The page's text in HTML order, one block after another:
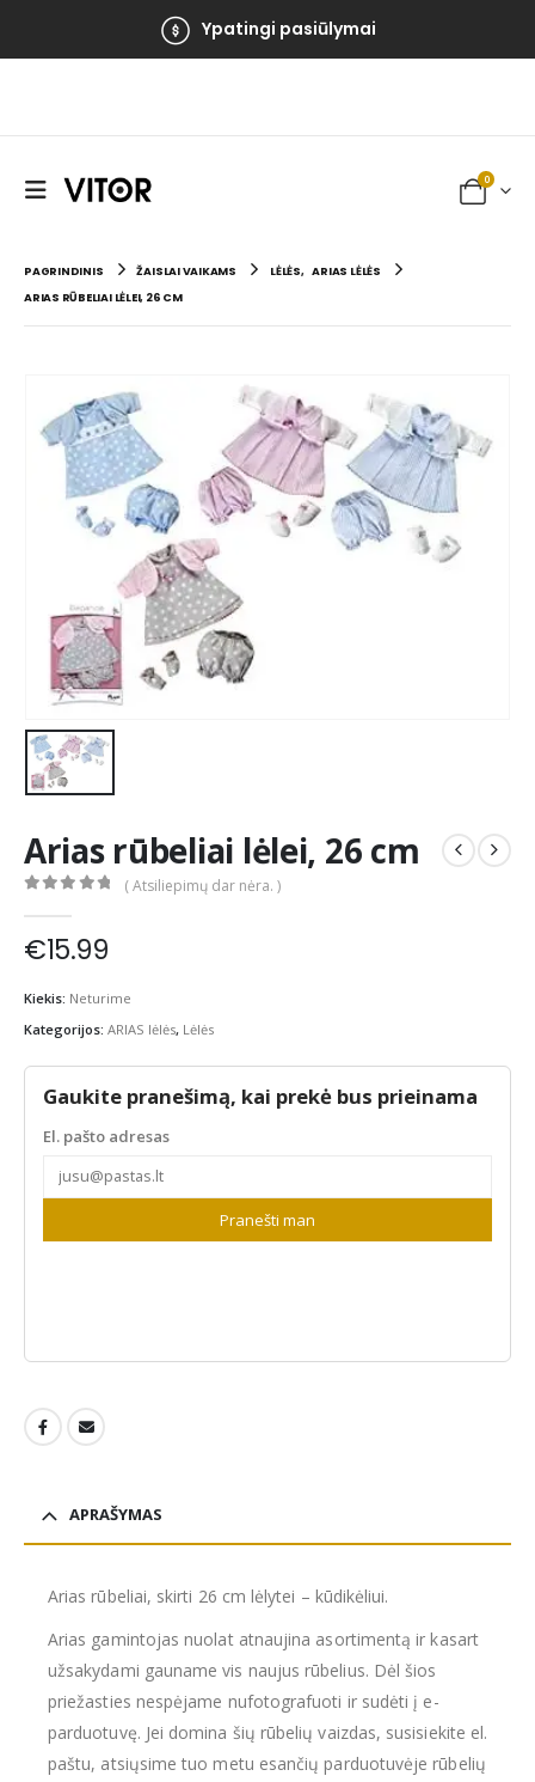
Ypatingi pasiūlymai
0
PAGRINDINIS ŽAISLAI VAIKAMS LĖLĖS, ARIAS LĖLĖS
ARIAS RŪBELIAI LĖLEI, 26 CM
Arias rūbeliai lėlei, 26 cm
( Atsiliepimų dar nėra. )
€15.99
Kiekis: Neturime
Kategorijos: ARIAS lėlės, Lėlės
Gaukite pranešimą, kai prekė bus prieinama
El. pašto adresas
Pranešti man
APRAŠYMAS
Arias rūbeliai, skirti 26 cm lėlytei – kūdikėliui.
Arias gamintojas nuolat atnaujina asortimentą ir kasart
užsakydami gauname vis naujus rūbelius. Dėl šios
priežasties nespėjame nufotografuoti ir sudėti į e-
parduotuvę. Jei domina šių rūbelių vaizdas, susisiekite el.
paštu, atsiųsime tuo metu esančių parduotuvėje rūbelių